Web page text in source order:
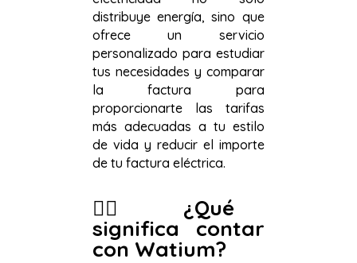
distribuye energía, sino que
ofrece un servicio
personalizado para estudiar
tus necesidades y comparar
la factura para
proporcionarte las tarifas
más adecuadas a tu estilo
de vida y reducir el importe
de tu factura eléctrica.
👉🏻 ¿Qué
significa contar
con Watium?